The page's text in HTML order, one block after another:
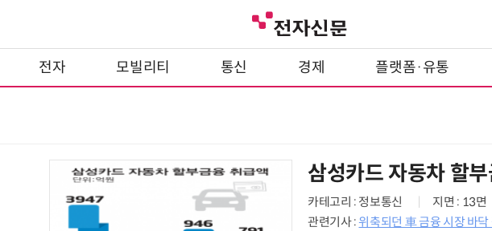
전자 모빌리티 통신 경제 플랫폼·유통
삼성카드 자동차 할
카테고리 : 정보통신 지면 : 13면
관련기사 :위축되던 車 금융 시장 바